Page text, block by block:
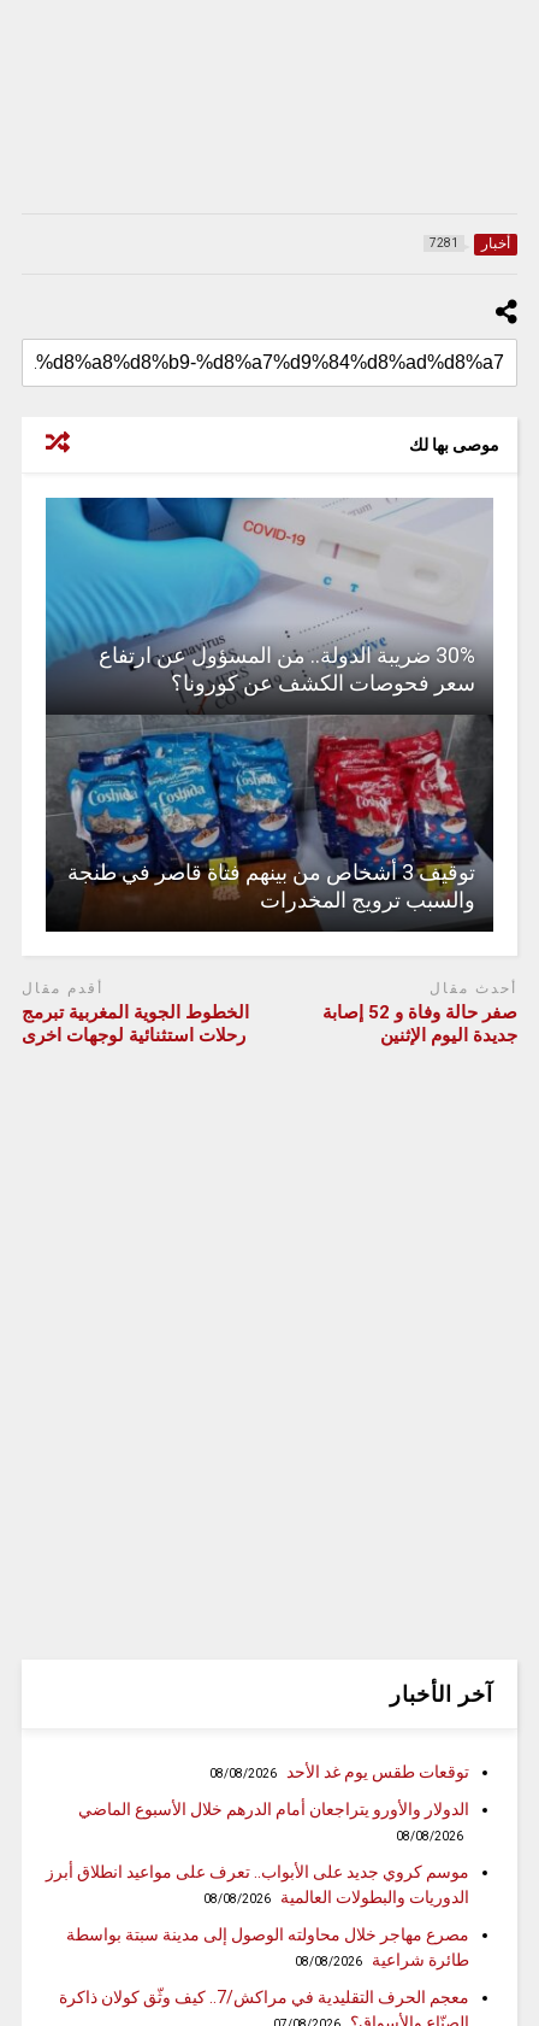
أخبار 7281
موصى بها لك
30% ضريبة الدولة.. من المسؤول عن ارتفاع
سعر فحوصات الكشف عن كورونا؟
توقيف 3 أشخاص من بينهم فتاة قاصر في طنجة
والسبب ترويج المخدرات
أحدث مقال
صفر حالة وفاة و 52 إصابة
جديدة اليوم الإثنين
أقدم مقال
الخطوط الجوية المغربية تبرمج
رحلات استثنائية لوجهات اخرى
آخر الأخبار
توقعات طقس يوم غد الأحد 08/08/2026
الدولار والأورو يتراجعان أمام الدرهم خلال الأسبوع الماضي
08/08/2026
موسم كروي جديد على الأبواب.. تعرف على مواعيد انطلاق أبرز
الدوريات والبطولات العالمية
08/08/2026
مصرع مهاجر خلال محاولته الوصول إلى مدينة سبتة بواسطة
طائرة شراعية
08/08/2026
معجم الحرف التقليدية في مراكش/7.. كيف وثّق كولان ذاكرة